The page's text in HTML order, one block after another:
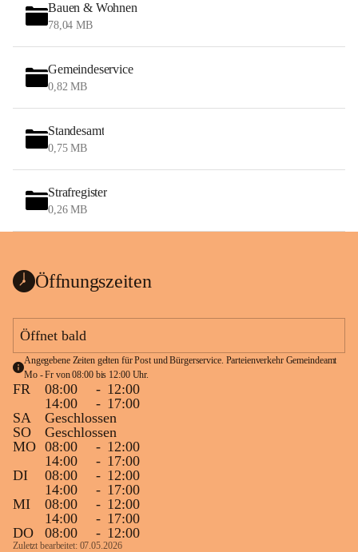
Bauen & Wohnen
78,04 MB
Gemeindeservice
0,82 MB
Standesamt
0,75 MB
Strafregister
0,26 MB
Öffnungszeiten
Öffnet bald
Angegebene Zeiten gelten für Post und Bürgerservice. Parteienverkehr Gemeindeamt
Mo - Fr von 08:00 bis 12:00 Uhr.
FR 08:00 - 12:00
14:00
- 17:00
SA
Geschlossen
SO
Geschlossen
MO 08:00 - 12:00
14:00
- 17:00
DI
08:00 - 12:00
14:00
- 17:00
MI
08:00 - 12:00
14:00
- 17:00
DO
08:00 - 12:00
Zuletzt bearbeitet: 07.05.2026